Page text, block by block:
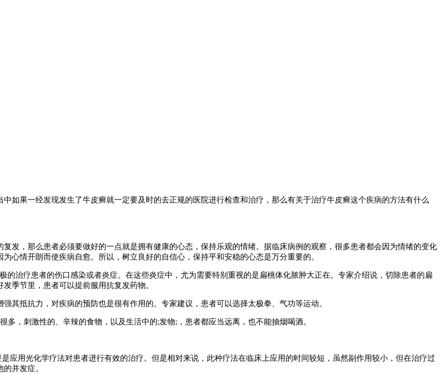
如果一经发现发生了牛皮癣就一定要及时的去正规的医院进行检查和治疗，那么有关于治疗牛皮癣这个疾病的方法有什么
发，那么患者必须要做好的一点就是拥有健康的心态，保持乐观的情绪。据临床病例的观察，很多患者都会因为情绪的变化
心情开朗而使疾病自愈。所以，树立良好的自信心，保持平和安稳的心态是万分重要的。
的治疗患者的伤口感染或者炎症。在这些炎症中，尤为需要特别重视的是扁桃体化脓肿大正在。专家介绍说，切除患者的扁
季节里，患者可以提前服用抗复发药物。
其抵抗力，对疾病的预防也是很有作用的。专家建议，患者可以选择太极拳、气功等运动。
多，刺激性的、辛辣的食物，以及生活中的;发物;，患者都应当远离，也不能抽烟喝酒。
应用光化学疗法对患者进行有效的治疗。但是相对来说，此种疗法在临床上应用的时间较短，虽然副作用较小，但在治疗过
并发症。